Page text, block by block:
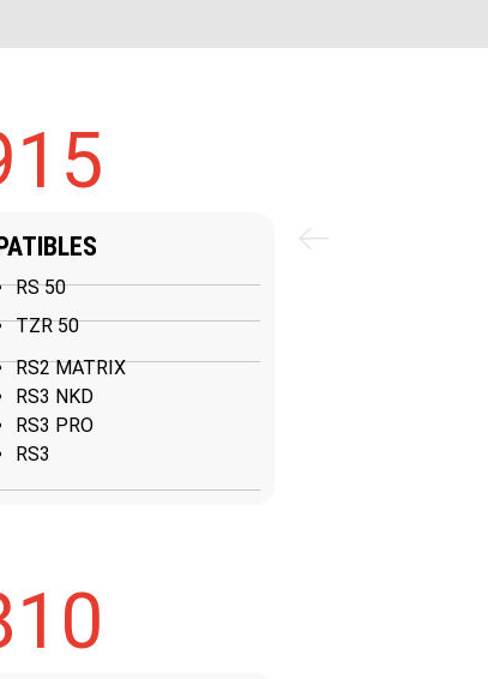
RS 50
TZR 50
RS2 MATRIX
RS3 NKD
RS3 PRO
RS3